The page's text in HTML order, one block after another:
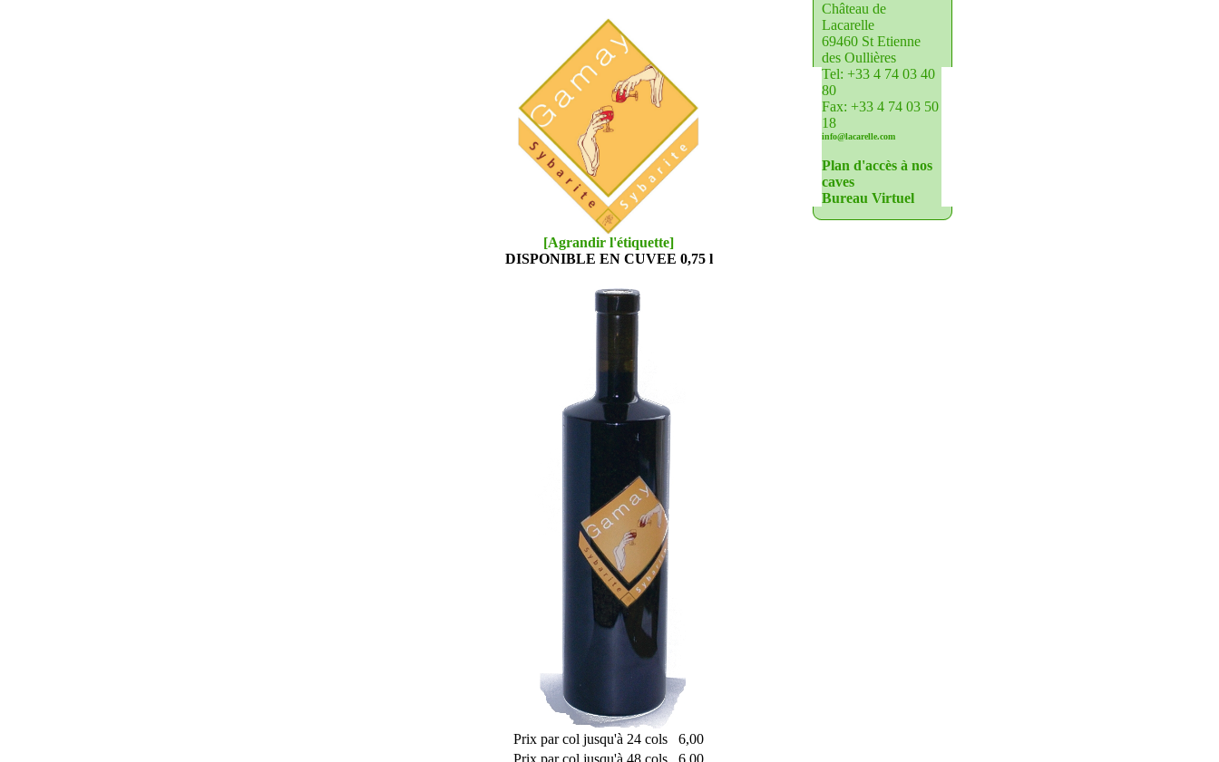
[Agrandir l'étiquette]
DISPONIBLE EN CUVEE 0,75 l
Prix par col jusqu'à 24 cols
6,00
Prix par col jusqu'à 48 cols
6,00
Château de
Lacarelle
69460 St Etienne
des Oullières
Tel: +33 4 74 03 40
80
Fax: +33 4 74 03 50
18
info@lacarelle.com
Plan d'accès à nos
caves
Bureau Virtuel